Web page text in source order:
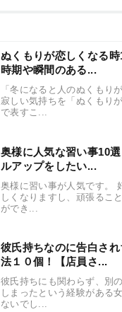
ぬくもりが恋しくなる
時期や瞬間のある...
「冬になると人のぬくもり
寂しい気持ちを「ぬくもり
で表すこ...
奥様に人気な習い事10
ルアップをしたい...
奥様に習い事が人気です。
しくなりますし、頑張るこ
ができ...
彼氏持ちなのに告白さ
法１０個！【店員さ...
彼氏持ちにも関わらず、別
しまったという経験がある
ないでし...